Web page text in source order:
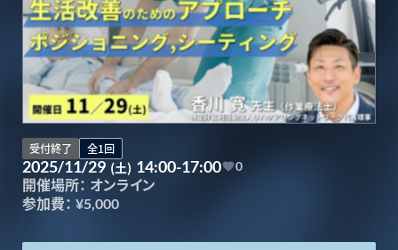
受付終了 全1回
2025/11/29 (土) 14:00-17:00 0
開催場所： オンライン
参加費： ¥5,000